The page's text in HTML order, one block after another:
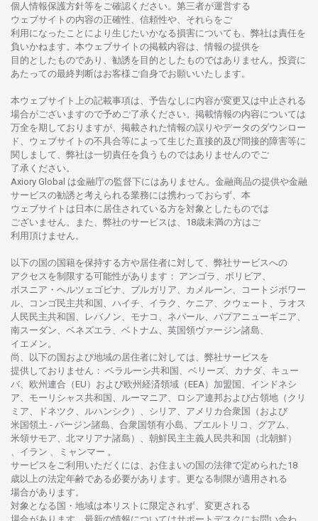
個人情報保護方針等をご確認ください。 第三者が運営する
ウェブサイトの内容の正確性、信頼性や、それらをご
利用になったことにより 生じたいかなる損害についても、 弊社は責任を
負いかねます。 本ウェブサイトの掲載内容は、 情報の提供を
目的としたものであり、 勧誘を 目的としたものではありません。 投資に
あたっての最終判断はお客様ご自身でお願いいたします。
本ウェブサイト 上の記載事項は、 予告なしに内容が変更又は中止さ れる
場合がございますので予めご了承ください。 掲載情報の内容については
万全を期しておりますが、 掲載さ れた情報の誤りやデータのダウンロー
ド、 ウェブサイトの不具合等によって生じた 直接的及び間接的障害等に
関し まして、 弊社は一切責任を負うものではありませんのでご
了承ください。
Axiory Global は金融庁の監督下にはありません。 金融商品の提供や金融
サービスの勧誘と 考えられる業務には携わっておらず、 本
ウェブサイトは 日本に居住さ れている方を対象としたものでは
ございません。
また、 弊社のサービスは、18歳未満の方はご
利用頂けません。
以下の国の国籍を保持する方や居住者に対して、 弊社サービスへの
アクセスを制限する可能性があります ： アンゴラ、ボリビア、
ボスニア ・ ヘルツェゴビナ、ブルガリア、カメルーン、コートジボワー
ル、
コンゴ民主共和国、ハイチ、イラク、ケニア、クウェート、 ラオス
人民民主共和国、レバノン、モナコ、ネパール、パプアニューギニア、
南スーダン、ベネズエラ、ベトナム、 英国領ヴァージン諸島、
イエメン。
尚、
以下の国および地域の居住者に対しては、 弊社サービスを
提供しておりません ： ベラルーシ共和国、ベリーズ、カナダ、キュー
バ、 欧州連合 （EU） および欧州経済領域 （EEA）加盟国、インドネシ
ア、 モーリシャス共和国、ルーマニア、 ロシア連邦および占領地 （クリ
ミア、ドネツク、ルハンシク）、シリア、 アメリカ合衆国
（および
米国領土 - バージン諸島、合衆国領有小島、プエルトリコ、グアム、
米領サモア、 北マリアナ諸島）、 朝鮮民主主義人民共和国
（北朝鮮）
、イラン 、ミャンマー 。
サービスをご利用いただくには、お住まいの国の法律で定められた 18
歳以上の法定年齢である必要があります。 更なる制限が適用さ れる
場合があります。
対象となる 国 ・ 地域は本 リストに限定さ れず、 変更さ れる